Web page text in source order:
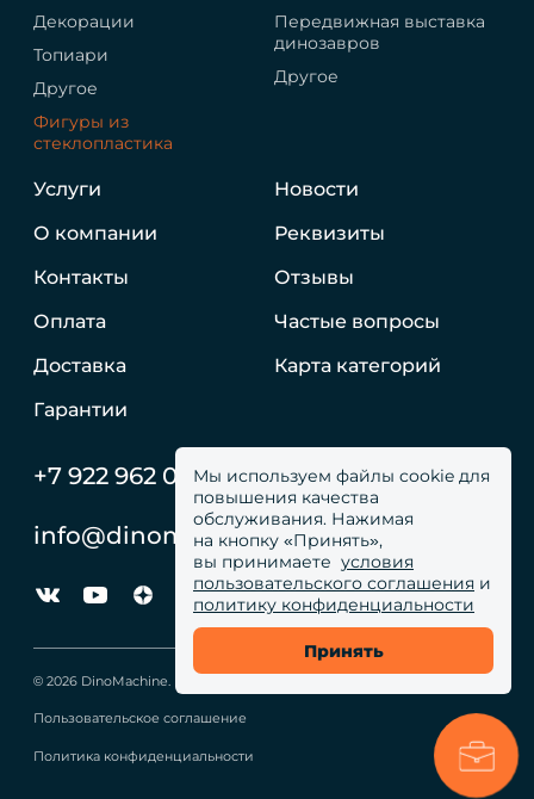
Мы используем файлы cookie для
повышения качества
обслуживания. Нажимая
на кнопку «Принять»,
вы принимаете условия
пользовательского соглашения и
политику конфиденциальности
Принять
Декорации
Топиари
Другое
Фигуры из
стеклопластика
Передвижная выставка
динозавров
Другое
Услуги
О компании
Контакты
Оплата
Доставка
Гарантии
Новости
Реквизиты
Отзывы
Частые вопросы
Карта категорий
+7 922 962 05 59
info@dinomachine.ru
© 2026 DinoMachine. Все права сайта защищены
Пользовательское соглашение
Политика конфиденциальности